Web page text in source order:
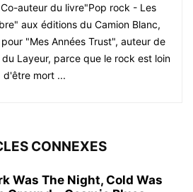
Co-auteur du livre"Pop rock - Les
aux éditions du Camion Blanc,
"Mes Années Trust", auteur de
Layeur, parce que le rock est loin
d'être mort ...
CONNEXES
Was The Night, Cold Was